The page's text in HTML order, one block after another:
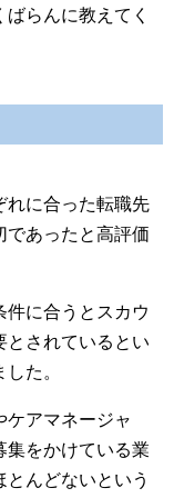
らんに教えてく
れに合った転職先
であったと高評価
件に合うとスカウ
とされているとい
た。
ケアマネージャ
集をかけている業
んどないという